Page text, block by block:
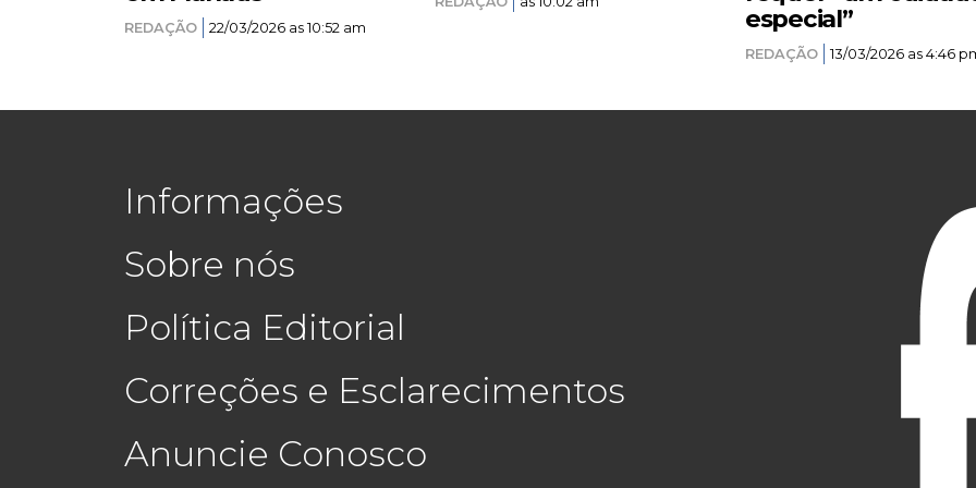
REDAÇÃO 22/03/2026 as 10:52 am
especial”
REDAÇÃO 13/03/2026 as 4:46
Informações
Sobre nós
Política Editorial
Correções e Esclarecimentos
Anuncie Conosco